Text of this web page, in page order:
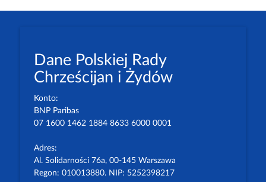
Dane Polskiej Rady
Chrześcijan i Żydów
Konto:
BNP Paribas
07 1600 1462 1884 8633 6000 0001
Adres:
Al. Solidarności 76a, 00-145 Warszawa
Regon: 010013880. NIP: 5252398217